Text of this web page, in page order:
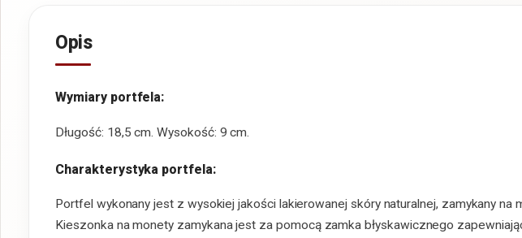
Opis
Wymiary portfela:
Długość: 18,5 cm. Wysokość: 9 cm.
Charakterystyka portfela:
Portfel wykonany jest z wysokiej jakości lakierowanej skóry naturalnej, zamykany na
Kieszonka na monety zamykana jest za pomocą zamka błyskawicznego